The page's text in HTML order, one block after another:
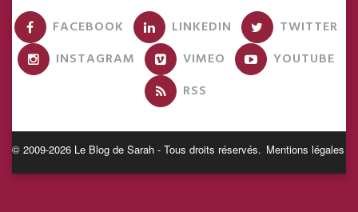
FACEBOOK LINKEDIN
TWITTER
INSTAGRAM
VIMEO
YOUTUBE
RSS
© 2009-2026 Le Blog de Sarah - Tous droits réservés. Mentions légales